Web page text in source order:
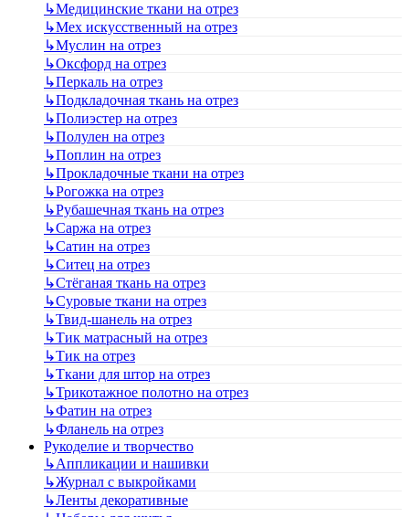
↳Медицинские ткани на отрез
↳Мех искусственный на отрез
↳Муслин на отрез
↳Оксфорд на отрез
↳Перкаль на отрез
↳Подкладочная ткань на отрез
↳Полиэстер на отрез
↳Полулен на отрез
↳Поплин на отрез
↳Прокладочные ткани на отрез
↳Рогожка на отрез
↳Рубашечная ткань на отрез
↳Саржа на отрез
↳Сатин на отрез
↳Ситец на отрез
↳Стёганая ткань на отрез
↳Суровые ткани на отрез
↳Твид-шанель на отрез
↳Тик матрасный на отрез
↳Тик на отрез
↳Ткани для штор на отрез
↳Трикотажное полотно на отрез
↳Фатин на отрез
↳Фланель на отрез
Рукоделие и творчество
↳Аппликации и нашивки
↳Журнал с выкройками
↳Ленты декоративные